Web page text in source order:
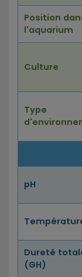
Position
l'aquarium
Culture
Type
pH
Dureté
(GH)